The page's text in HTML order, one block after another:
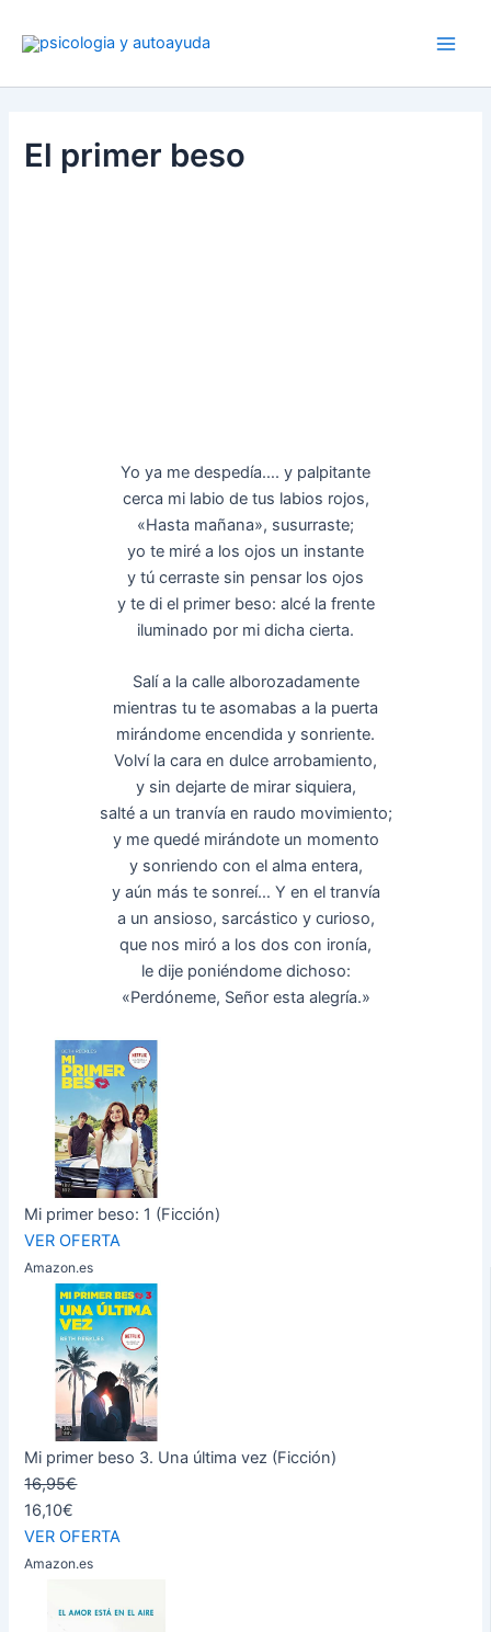
El primer beso
Yo ya me despedía…. y palpitante
cerca mi labio de tus labios rojos,
«Hasta mañana», susurraste;
yo te miré a los ojos un instante
y tú cerraste sin pensar los ojos
y te di el primer beso: alcé la frente
iluminado por mi dicha cierta.
Salí a la calle alborozadamente
mientras tu te asomabas a la puerta
mirándome encendida y sonriente.
Volví la cara en dulce arrobamiento,
y sin dejarte de mirar siquiera,
salté a un tranvía en raudo movimiento;
y me quedé mirándote un momento
y sonriendo con el alma entera,
y aún más te sonreí… Y en el tranvía
a un ansioso, sarcástico y curioso,
que nos miró a los dos con ironía,
le dije poniéndome dichoso:
«Perdóneme, Señor esta alegría.»
Mi primer beso: 1 (Ficción)
VER OFERTA
Amazon.es
Mi primer beso 3. Una última vez (Ficción)
16,95€
16,10€
VER OFERTA
Amazon.es